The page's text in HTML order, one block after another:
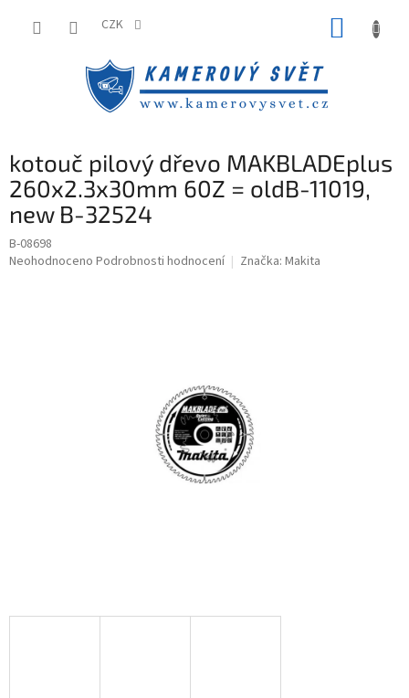
CZK
kotouč pilový dřevo MAKBLADEplus
260x2.3x30mm 60Z = oldB-11019,
new B-32524
B-08698
Průměrné
Neohodnoceno Podrobnosti hodnocení Značka: Makita